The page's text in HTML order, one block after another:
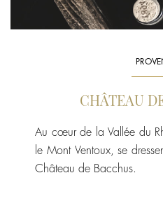
CHÂTEAU
Au cœur de la Vallée du
le Mont Ventoux, se
Château de Bacchus.